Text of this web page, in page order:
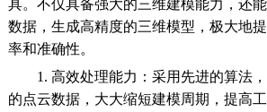
具。不仅具备强大的三维建模能力，还
数据，生成高精度的三维模型，极大地
率和准确性。
1. 高效处理能力：采用先进的算法，
的点云数据，大大缩短建模周期，提高